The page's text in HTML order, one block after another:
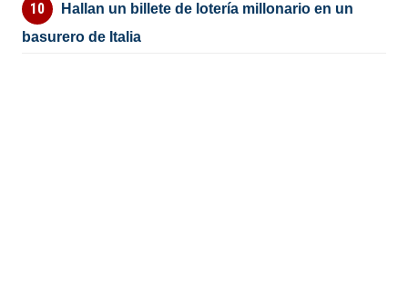
Hallan un billete de lotería millonario en un
basurero de Italia